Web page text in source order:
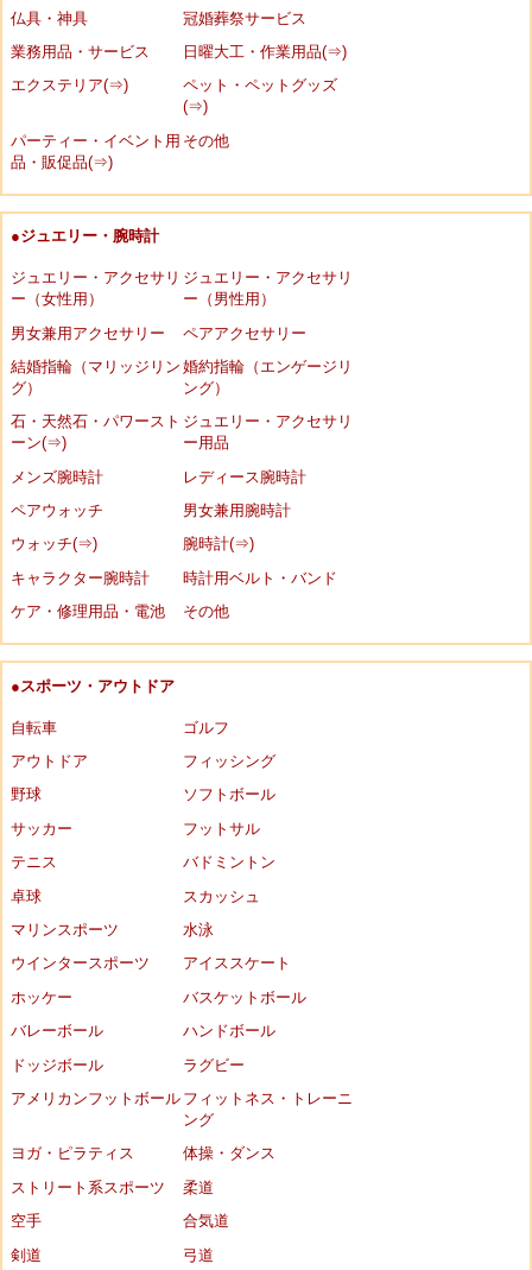
仏具・神具
冠婚葬祭サービス
業務用品・サービス
日曜大工・作業用品(⇒)
エクステリア(⇒)
ペット・ペットグッズ
(⇒)
パーティー・イベント用
品・販促品(⇒)
その他
●ジュエリー・腕時計
ジュエリー・アクセサリ
ー（女性用）
ジュエリー・アクセサリ
ー（男性用）
男女兼用アクセサリー
ペアアクセサリー
結婚指輪（マリッジリン
グ）
婚約指輪（エンゲージリ
ング）
石・天然石・パワースト
ーン(⇒)
ジュエリー・アクセサリ
ー用品
メンズ腕時計
レディース腕時計
ペアウォッチ
男女兼用腕時計
ウォッチ(⇒)
腕時計(⇒)
キャラクター腕時計
時計用ベルト・バンド
ケア・修理用品・電池
その他
●スポーツ・アウトドア
自転車
ゴルフ
アウトドア
フィッシング
野球
ソフトボール
サッカー
フットサル
テニス
バドミントン
卓球
スカッシュ
マリンスポーツ
水泳
ウインタースポーツ
アイススケート
ホッケー
バスケットボール
バレーボール
ハンドボール
ドッジボール
ラグビー
アメリカンフットボール フィットネス・トレーニ
ング
ヨガ・ピラティス
体操・ダンス
ストリート系スポーツ
柔道
空手
合気道
剣道
弓道